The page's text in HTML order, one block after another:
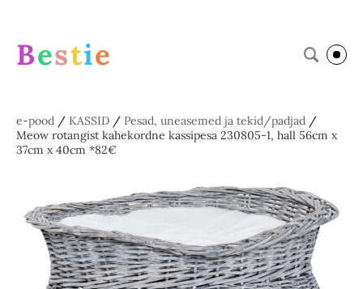
Bestie
e-pood / KASSID / Pesad, uneasemed ja tekid/padjad /
Meow rotangist kahekordne kassipesa 230805-1, hall 56cm x
37cm x 40cm *82€